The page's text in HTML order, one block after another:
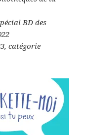
BD des
catégorie